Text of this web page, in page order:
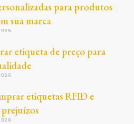
para produtos
sua marca
etiqueta de preço para
etiquetas RFID e